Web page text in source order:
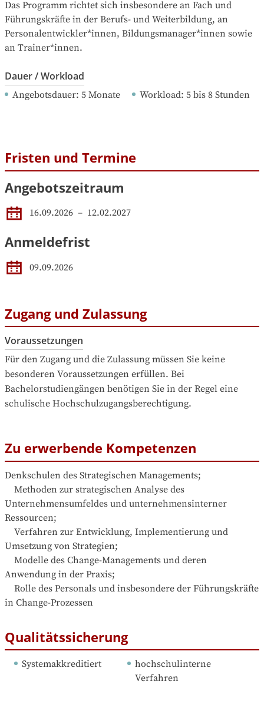
Das Programm richtet sich insbesondere an Fach und
Führungskräfte in der Berufs- und Weiterbildung, an
Personalentwickler*innen, Bildungsmanager*innen sowie
an Trainer*innen.
Dauer / Workload
Angebotsdauer: 5 Monate Workload: 5 bis 8 Stunden
Fristen und Termine
Angebotszeitraum
16.09.2026 – 12.02.2027
Anmeldefrist
09.09.2026
Zugang und Zulassung
Voraussetzungen
Für den Zugang und die Zulassung müssen Sie keine
besonderen Voraussetzungen erfüllen. Bei
Bachelorstudiengängen benötigen Sie in der Regel eine
schulische Hochschulzugangsberechtigung.
Zu erwerbende Kompetenzen
Denkschulen des Strategischen Managements;
Unternehmensumfeldes und unternehmensinterner
Ressourcen;
Umsetzung von Strategien;
Anwendung in der Praxis;
in Change-Prozessen
Qualitätssicherung
Systemakkreditiert
hochschulinterne
Verfahren